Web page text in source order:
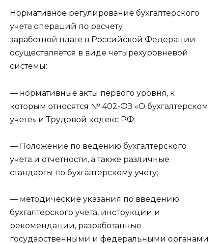
Нормативное регулирование бухгалтерского
учета операций по расчету
заработной плате в Российской Федерации
осуществляется в виде четырехуровневой
системы:
— нормативные акты первого уровня, к
которым относятся № 402-ФЗ «О бухгалтерском
учете» и Трудовой кодекс РФ;
— Положение по ведению бухгалтерского
учета и отчетности, а также различные
стандарты по бухгалтерскому учету;
— методические указания по введению
бухгалтерского учета, инструкции и
рекомендации, разработанные
государственными и федеральными органами